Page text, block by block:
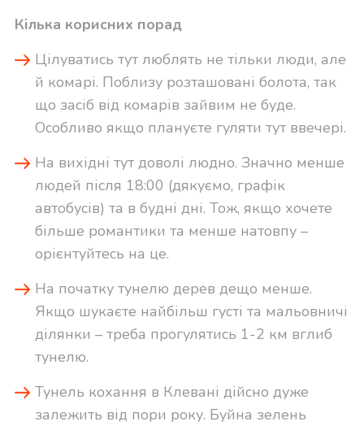
Кілька корисних порад
Цілуватись тут люблять не тільки люди, але
й комарі. Поблизу розташовані болота, так
що засіб від комарів зайвим не буде.
Особливо якщо плануєте гуляти тут ввечері.
На вихідні тут доволі людно. Значно менше
людей після 18:00 (дякуємо, графік
автобусів) та в будні дні. Тож, якщо хочете
більше романтики та менше натовпу –
орієнтуйтесь на це.
На початку тунелю дерев дещо менше.
Якщо шукаєте найбільш густі та мальовничі
ділянки – треба прогулятись 1-2 км вглиб
тунелю.
Тунель кохання в Клевані дійсно дуже
залежить від пори року. Буйна зелень